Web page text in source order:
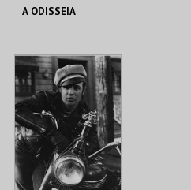
A ODISSEIA
CINEMAS CINEMAX
PENAFIEL
MAIS INFO
COMPRAR